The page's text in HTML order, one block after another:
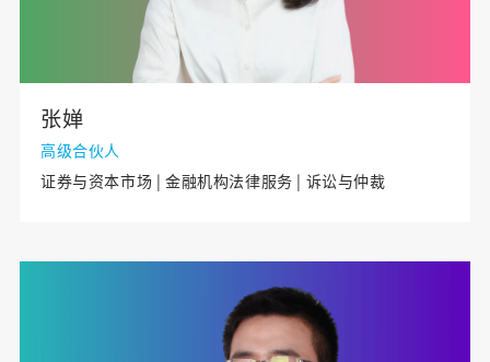
张婵
高级合伙人
证券与资本市场 | 金融机构法律服务 | 诉讼与仲裁